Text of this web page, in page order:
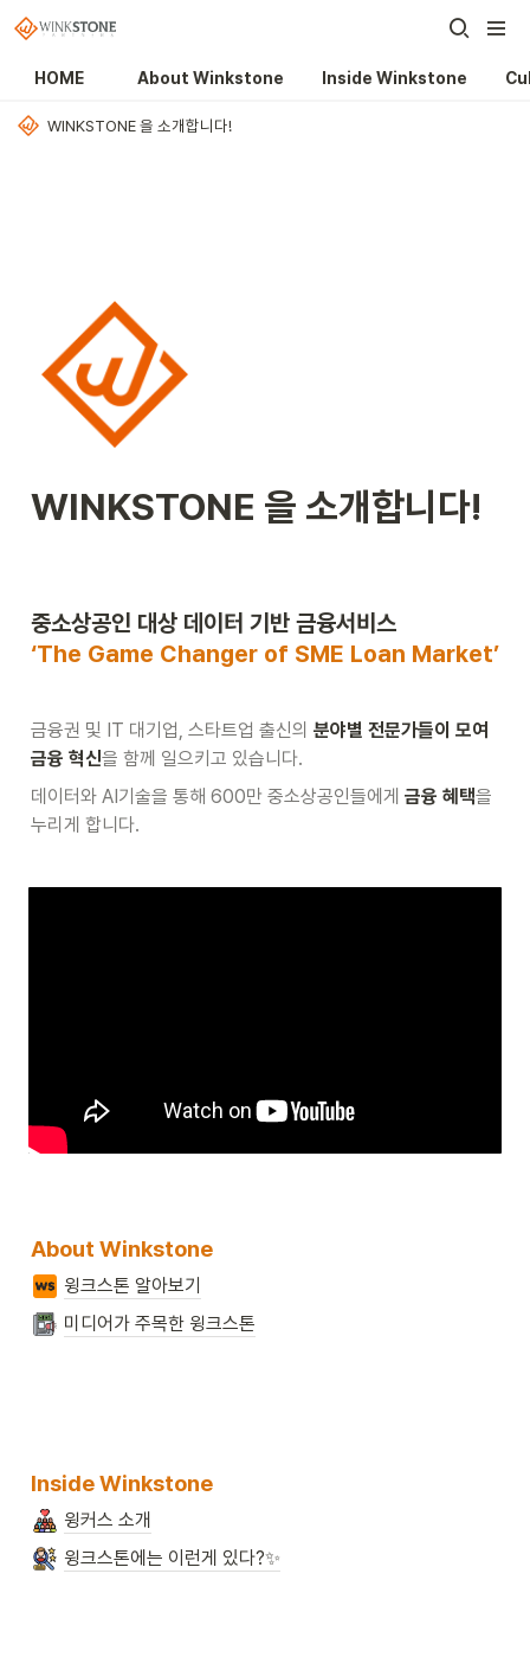
HOME About Winkstone Inside Winkstone
WINKSTONE 을 소개합니다!
WINKSTONE 을 소개합니다!
‘The Game Changer of SME Loan Market’
금융권 및 IT 대기업, 스타트업 출신의 분야별 전문가들이 모여
금융 혁신을 함께 일으키고 있습니다.
데이터와 AI기술을 통해 600만 중소상공인들에게 금융 혜택을
누리게 합니다.
About Winkstone
윙크스톤 알아보기
미디어가 주목한 윙크스톤
Inside Winkstone
윙커스 소개
윙크스톤에는 이런게 있다?✨